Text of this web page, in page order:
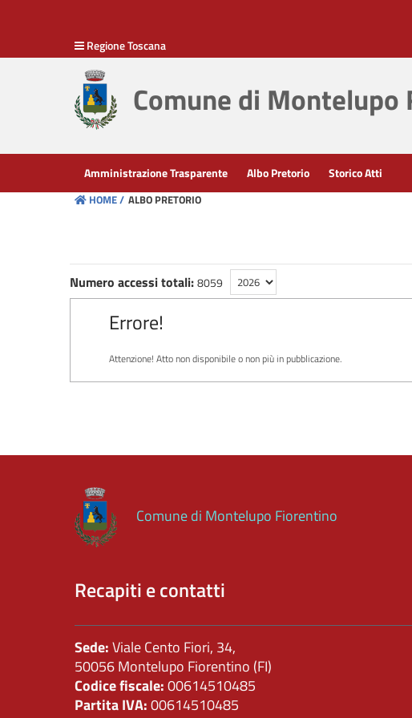
Regione Toscana
Comune di
Amministrazione Trasparente Albo Pretorio Storico Atti
HOME / ALBO PRETORIO
Numero accessi totali:8059
Errore!
Attenzione! Atto non disponibile o non più in pubblicazione.
Comune di Montelupo Fiorentino
Recapiti e contatti
Sede:Viale Cento Fiori, 34,
50056 Montelupo Fiorentino (FI)
Codice fiscale:00614510485
Partita IVA:00614510485